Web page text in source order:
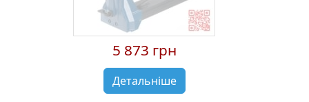
5 873 грн
Детальніше